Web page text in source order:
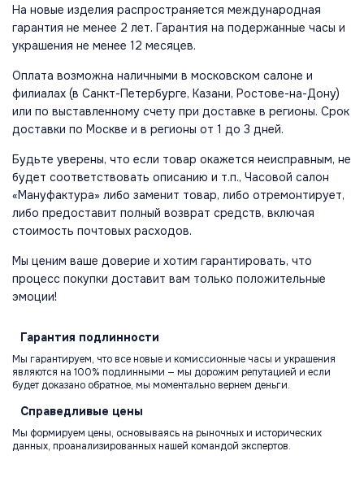
На новые изделия распространяется международная
гарантия не менее 2 лет. Гарантия на подержанные часы и
украшения не менее 12 месяцев.
Оплата возможна наличными в московском салоне и
филиалах (в Санкт-Петербурге, Казани, Ростове-на-Дону)
или по выставленному счету при доставке в регионы. Срок
доставки по Москве и в регионы от 1 до 3 дней.
Будьте уверены, что если товар окажется неисправным, не
будет соответствовать описанию и т.п., Часовой салон
«Мануфактура» либо заменит товар, либо отремонтирует,
либо предоставит полный возврат средств, включая
стоимость почтовых расходов.
Мы ценим ваше доверие и хотим гарантировать, что
процесс покупки доставит вам только положительные
эмоции!
Гарантия подлинности
Мы гарантируем, что все новые и комиссионные часы и украшения
являются на 100% подлинными — мы дорожим репутацией и если
будет доказано обратное, мы моментально вернем деньги.
Справедливые цены
Мы формируем цены, основываясь на рыночных и исторических
данных, проанализированных нашей командой экспертов.